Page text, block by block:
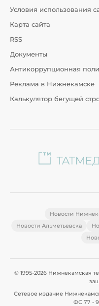
Условия использования
Карта сайта
RSS
Документы
Антикоррупционная
Реклама в Нижнекамске
Калькулятор бегущей
Новости
Новости Альметьевска
© 1995-2026 Нижнекамская
Сетевое издание
ФС 77 -